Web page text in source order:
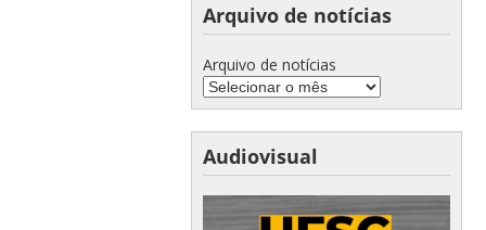
Arquivo de notícias
Arquivo de notícias
Audiovisual